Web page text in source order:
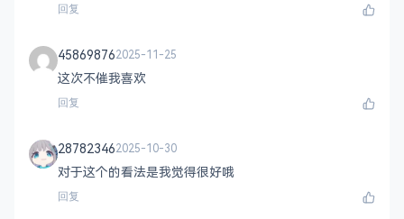
回复
458698762025-11-25
这次不催我喜欢
回复
287823462025-10-30
对于这个的看法是我觉得很好哦
回复